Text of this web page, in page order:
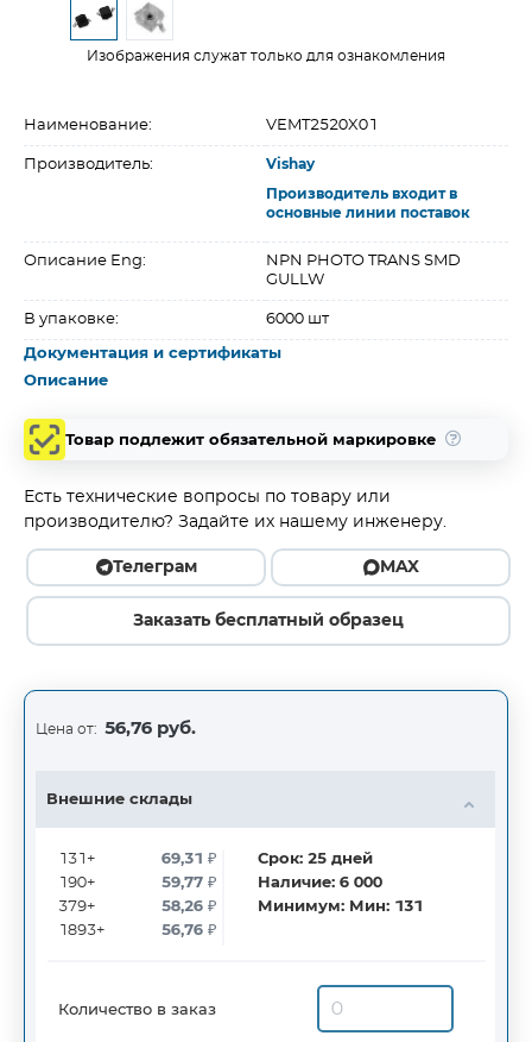
Изображения служат только для ознакомления
Наименование: VEMT2520X01
Производитель: Vishay
Производитель входит в
основные линии поставок
Описание Eng:
NPN PHOTO TRANS SMD
GULLW
В упаковке: 6000 шт
Документация и сертификаты
Описание
Товар подлежит обязательной маркировке
Есть технические вопросы по товару или
производителю? Задайте их нашему инженеру.
Телеграм MAX
Заказать бесплатный образец
Цена от: 56,76 руб.
Внешние склады
131+
190+
379+
1893+
69,31₽
59,77₽
58,26₽
56,76₽
Срок:25дней
Наличие:6 000
Минимум: Мин: 131
Количество в заказ